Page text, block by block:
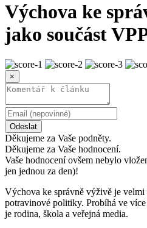
Výchova ke
jako součást
×
Odeslat
Děkujeme za Vaše podněty.
Děkujeme za Vaše hodnocení.
Vaše hodnocení ovšem nebylo
jen jednou za den)!
Výchova ke správně výživě je
potravinové politiky. Probíhá ve
je rodina, škola a veřejná media.